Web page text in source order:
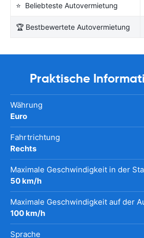
⭐ Beliebteste Autovermietung
🏆 Bestbewertete Autovermietung
Praktische
Währung
Euro
Fahrtrichtung
Rechts
Maximale Geschwindigkeit in der
50 km/h
Maximale Geschwindigkeit auf der
100 km/h
Sprache